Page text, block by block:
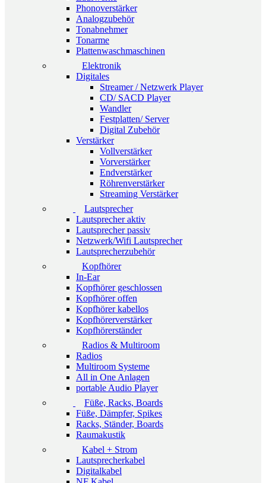
Phonoverstärker
Analogzubehör
Tonabnehmer
Tonarme
Plattenwaschmaschinen
Elektronik
Digitales
Streamer / Netzwerk Player
CD/ SACD Player
Wandler
Festplatten/ Server
Digital Zubehör
Verstärker
Vollverstärker
Vorverstärker
Endverstärker
Röhrenverstärker
Streaming Verstärker
Lautsprecher
Lautsprecher aktiv
Lautsprecher passiv
Netzwerk/Wifi Lautsprecher
Lautsprecherzubehör
Kopfhörer
In-Ear
Kopfhörer geschlossen
Kopfhörer offen
Kopfhörer kabellos
Kopfhörerverstärker
Kopfhörerständer
Radios & Multiroom
Radios
Multiroom Systeme
All in One Anlagen
portable Audio Player
Füße, Racks, Boards
Füße, Dämpfer, Spikes
Racks, Ständer, Boards
Raumakustik
Kabel + Strom
Lautsprecherkabel
Digitalkabel